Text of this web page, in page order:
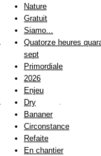
Nature
Gratuit
Siamo...
Quatorze heures
sept
Primordiale
2026
Enjeu
Dry
Bananer
Circonstance
Refaite
En chantier